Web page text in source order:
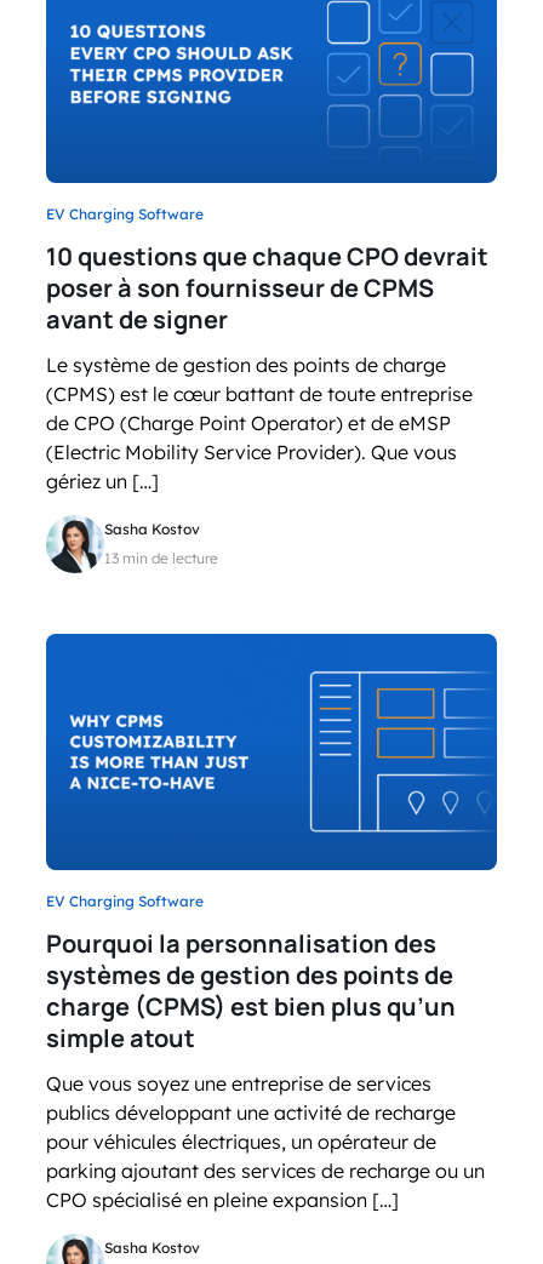
EV Charging Software
10 questions que chaque CPO devrait
poser à son fournisseur de CPMS
avant de signer
Le système de gestion des points de charge
(CPMS) est le cœur battant de toute entreprise
de CPO (Charge Point Operator) et de eMSP
(Electric Mobility Service Provider). Que vous
gériez un […]
Sasha Kostov
13 min de lecture
EV Charging Software
Pourquoi la personnalisation des
systèmes de gestion des points de
charge (CPMS) est bien plus qu’un
simple atout
Que vous soyez une entreprise de services
publics développant une activité de recharge
pour véhicules électriques, un opérateur de
parking ajoutant des services de recharge ou un
CPO spécialisé en pleine expansion […]
Sasha Kostov